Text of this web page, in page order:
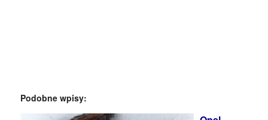
Podobne wpisy: